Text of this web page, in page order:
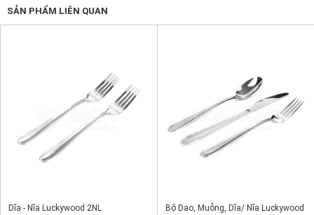
SẢN PHẨM LIÊN QUAN
Dĩa - Nĩa Luckywood 2NL
Bộ Dao, Muỗng, Dĩa/ Nĩa Luckywood